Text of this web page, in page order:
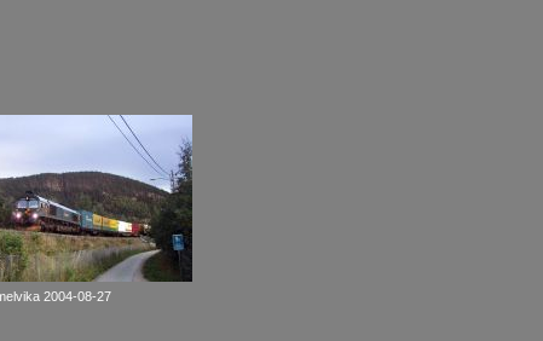
2004-08-27